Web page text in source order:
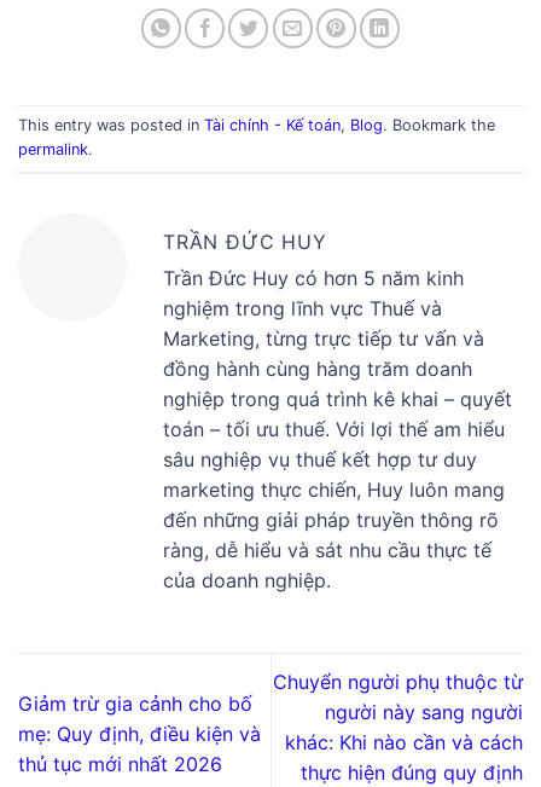
This entry was posted in Tài chính - Kế toán, Blog. Bookmark the
permalink.
TRẦN ĐỨC HUY
Trần Đức Huy có hơn 5 năm kinh
nghiệm trong lĩnh vực Thuế và
Marketing, từng trực tiếp tư vấn và
đồng hành cùng hàng trăm doanh
nghiệp trong quá trình kê khai – quyết
toán – tối ưu thuế. Với lợi thế am hiểu
sâu nghiệp vụ thuế kết hợp tư duy
marketing thực chiến, Huy luôn mang
đến những giải pháp truyền thông rõ
ràng, dễ hiểu và sát nhu cầu thực tế
của doanh nghiệp.
Giảm trừ gia cảnh cho bố
mẹ: Quy định, điều kiện và
thủ tục mới nhất 2026
Chuyển người phụ thuộc từ
người này sang người
khác: Khi nào cần và cách
thực hiện đúng quy định